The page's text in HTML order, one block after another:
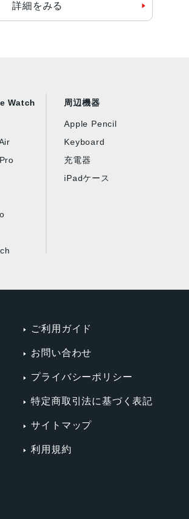
詳細をみる
Watch 周辺機器
Apple Pencil
Keyboard
充電器
iPadケース
ご利用ガイド
お問い合わせ
プライバシーポリシー
特定商取引法に基づく表記
サイトマップ
利用規約